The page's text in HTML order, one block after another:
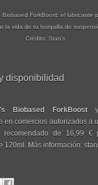
Biobased ForkBoost: el lubricante
la vida de tu horquilla de
Crédito: Stan's
disponibilidad
Biobased ForkBoost
en comercios autorizados a
recomendado de 16,99 €
120ml. Más información: